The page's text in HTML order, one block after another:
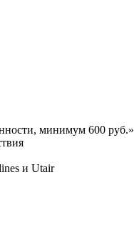
минимум 600 руб.»
и Utair